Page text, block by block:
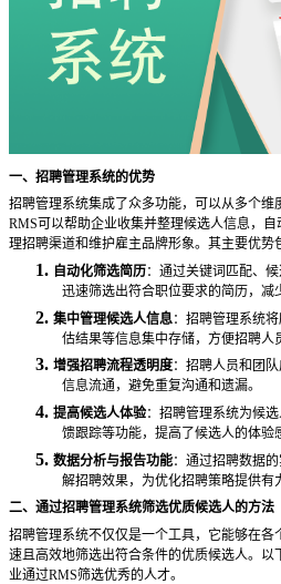
一、招聘管理系统的优势
招聘管理系统集成了众多功能，可以从多个维
RMS可以帮助企业收集并整理候选人信息，
理招聘渠道和维护雇主品牌形象。其主要优势
1. 自动化筛选简历：通过关键词匹配、
迅速筛选出符合职位要求的简历，减
2. 集中管理候选人信息：招聘管理系统
估结果等信息集中存储，方便招聘人
3. 增强招聘流程透明度：招聘人员和团
信息流通，避免重复沟通和遗漏。
4. 提高候选人体验：招聘管理系统为候
馈跟踪等功能，提高了候选人的体验
5. 数据分析与报告功能：通过招聘数据
解招聘效果，为优化招聘策略提供有
二、通过招聘管理系统筛选优质候选人的方法
招聘管理系统不仅仅是一个工具，它能够在
速且高效地筛选出符合条件的优质候选人。
业通过RMS筛选优秀的人才。